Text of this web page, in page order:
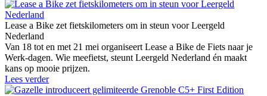
Lease a Bike zet fietskilometers om in steun voor Leergeld
Nederland
Van 18 tot en met 21 mei organiseert Lease a Bike de Fiets naar je
Werk-dagen. Wie meefietst, steunt Leergeld Nederland én maakt
kans op mooie prijzen.
Lees verder